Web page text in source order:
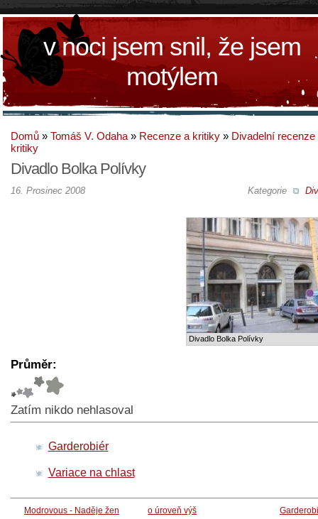
v noci jsem snil, že jsem
motýlem
Domů » Tomáš V. Odaha » Recenze a kritiky » Divadelní recenze
kritiky
Divadlo Bolka Polívky
Kategorie
16. Prosinec 2008
Divadlo Bolka Polívky
Průměr:
Zatím nikdo nehlasoval
Garderobiér
Variace na chlast
Modrovous - Naděje žen o úroveň výš